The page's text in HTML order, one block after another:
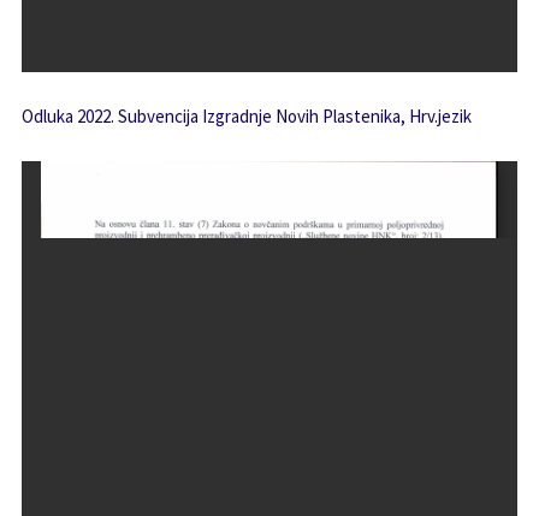
Odluka 2022. Subvencija Izgradnje Novih Plastenika, Hrv.jezik